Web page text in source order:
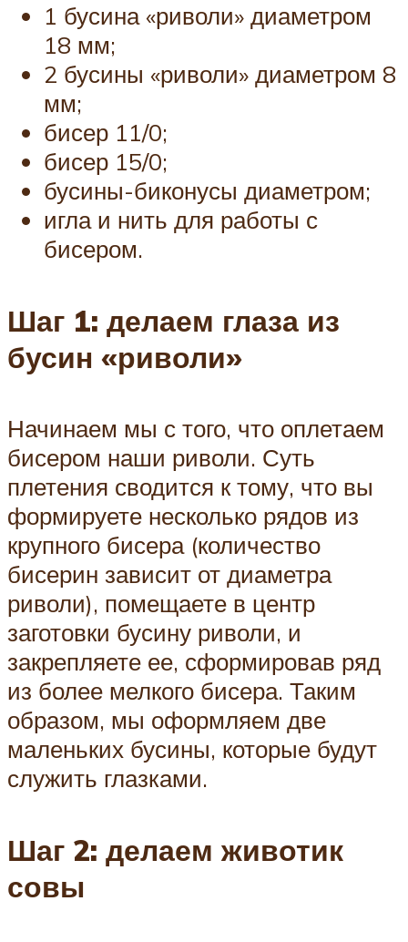
1 бусина «риволи» диаметром
18 мм;
2 бусины «риволи» диаметром 8
мм;
бисер 11/0;
бисер 15/0;
бусины-биконусы диаметром;
игла и нить для работы с
бисером.
Шаг 1: делаем глаза из
бусин «риволи»
Начинаем мы с того, что оплетаем
бисером наши риволи. Суть
плетения сводится к тому, что вы
формируете несколько рядов из
крупного бисера (количество
бисерин зависит от диаметра
риволи), помещаете в центр
заготовки бусину риволи, и
закрепляете ее, сформировав ряд
из более мелкого бисера. Таким
образом, мы оформляем две
маленьких бусины, которые будут
служить глазками.
Шаг 2: делаем животик
совы